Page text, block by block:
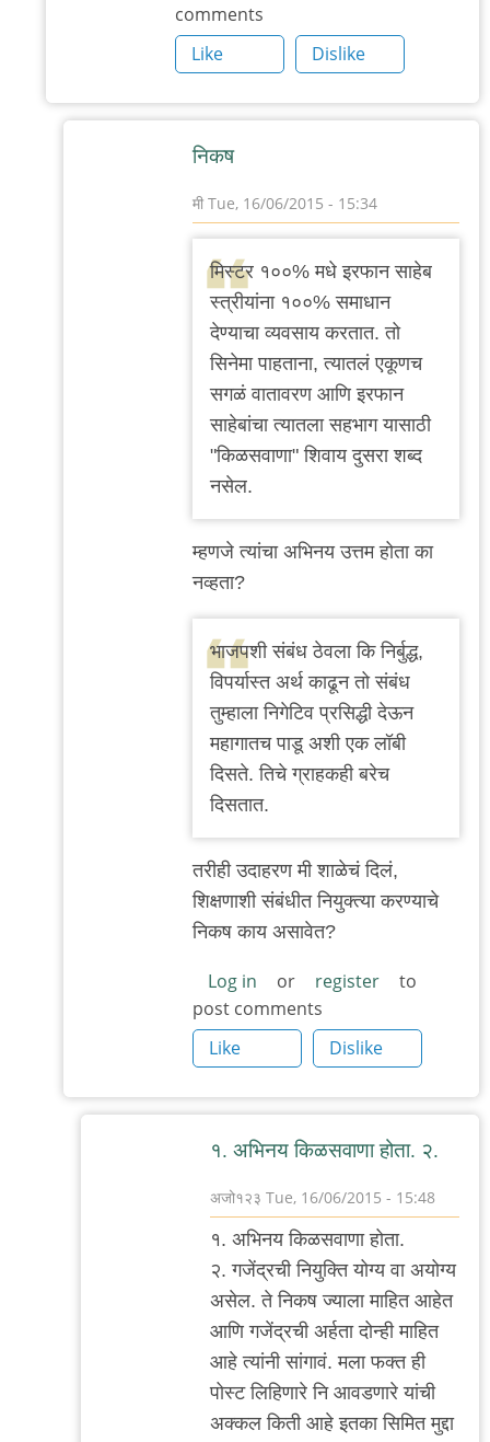
comments
Like
Dislike
निकष
मी Tue, 16/06/2015 - 15:34
In
reply
to
मिस्टर
१००%
मधे
इरफान
साहेब
by
मिस्टर १००% मधे इरफान साहेब
स्त्रीयांना १००% समाधान
देण्याचा व्यवसाय करतात. तो
सिनेमा पाहताना, त्यातलं एकूणच
सगळं वातावरण आणि इरफान
साहेबांचा त्यातला सहभाग यासाठी
"किळसवाणा" शिवाय दुसरा शब्द
नसेल.
म्हणजे त्यांचा अभिनय उत्तम होता का
नव्हता?
भाजपशी संबंध ठेवला कि निर्बुद्ध,
विपर्यास्त अर्थ काढून तो संबंध
तुम्हाला निगेटिव प्रसिद्धी देऊन
महागातच पाडू अशी एक लॉबी
दिसते. तिचे ग्राहकही बरेच
दिसतात.
तरीही उदाहरण मी शाळेचं दिलं,
शिक्षणाशी संबंधीत नियुक्त्या करण्याचे
निकष काय असावेत?
Log in or register
to
post comments
Like
Dislike
१. अभिनय किळसवाणा होता. २.
अजो१२३ Tue, 16/06/2015 - 15:48
reply
निकष
by
मी
१. अभिनय किळसवाणा होता.
२. गजेंद्रची नियुक्ति योग्य वा अयोग्य
असेल. ते निकष ज्याला माहित आहेत
आणि गजेंद्रची अर्हता दोन्ही माहित
आहे त्यांनी सांगावं. मला फक्त ही
पोस्ट लिहिणारे नि आवडणारे यांची
अक्कल किती आहे इतका सिमित मुद्दा